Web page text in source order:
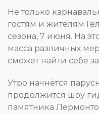
Не только
гостям и жителям
сезона, 7 июня. На
масса различных
сможет найти себе
Утро начнётся
продолжится шоу
памятника